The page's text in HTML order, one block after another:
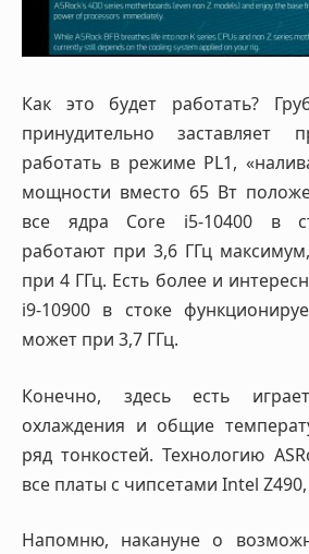
Как это будет работать?
принудительно заставляет
работать в режиме PL1,
мощности вместо 65 Вт
все ядра Core i5-10400 в
работают при 3,6 ГГц
при 4 ГГц. Есть более и
i9-10900 в стоке
может при 3,7 ГГц.
Конечно, здесь есть
охлаждения и общие
ряд тонкостей. Технологию
все платы с чипсетами Intel
Напомню, накануне о